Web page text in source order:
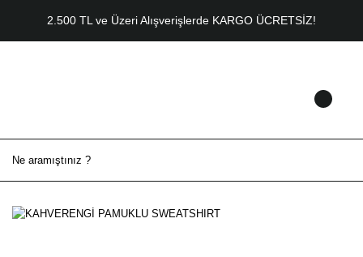
2.500 TL ve Üzeri Alışverişlerde KARGO ÜCRETSİZ!